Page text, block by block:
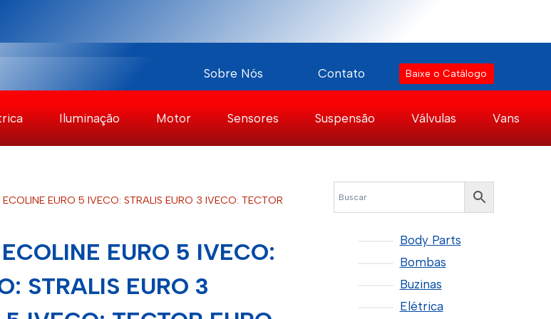
Sobre Nós Contato Baixe o Catálogo
Iluminação Motor Sensores Suspensão Válvulas Vans
EURO 5 IVECO: STRALIS EURO 3 IVECO: TECTOR
EURO 5 IVECO:
STRALIS EURO 3
Body Parts
Bombas
Buzinas
Elétrica